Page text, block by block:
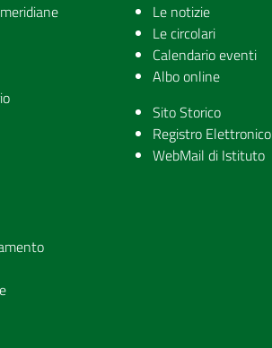
Le notizie
Le circolari
Calendario eventi
Albo online
Sito Storico
Registro Elettronico
WebMail di Istituto